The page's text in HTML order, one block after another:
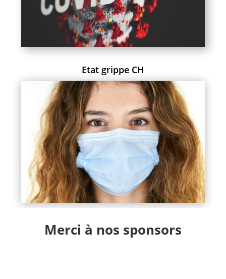
Etat grippe CH
Merci à nos sponsors